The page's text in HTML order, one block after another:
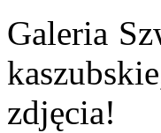
Galeria
zdjęcia!